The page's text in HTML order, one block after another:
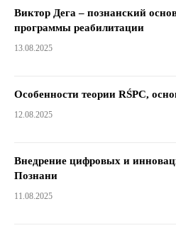
Виктор Дега – познанский
программы реабилитации
13.08.2025
Особенности теории RŚPC,
12.08.2025
Внедрение цифровых и
Познани
11.08.2025